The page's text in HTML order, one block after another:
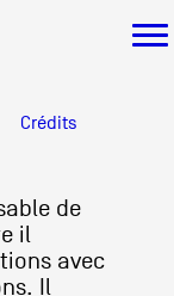
Crédits
de
il
avec
Il